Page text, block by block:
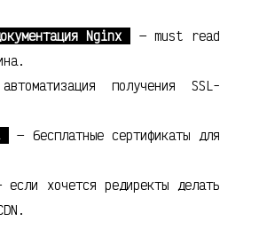
Nginx
— must read
получения SSL-
— бесплатные сертификаты для
если хочется редиректы делать